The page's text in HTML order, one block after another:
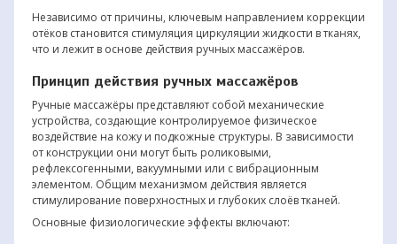
Независимо от причины, ключевым направлением коррекции
отёков становится стимуляция циркуляции жидкости в тканях,
что и лежит в основе действия ручных массажёров.
Принцип действия ручных массажёров
Ручные массажёры представляют собой механические
устройства, создающие контролируемое физическое
воздействие на кожу и подкожные структуры. В зависимости
от конструкции они могут быть роликовыми,
рефлексогенными, вакуумными или с вибрационным
элементом. Общим механизмом действия является
стимулирование поверхностных и глубоких слоёв тканей.
Основные физиологические эффекты включают: